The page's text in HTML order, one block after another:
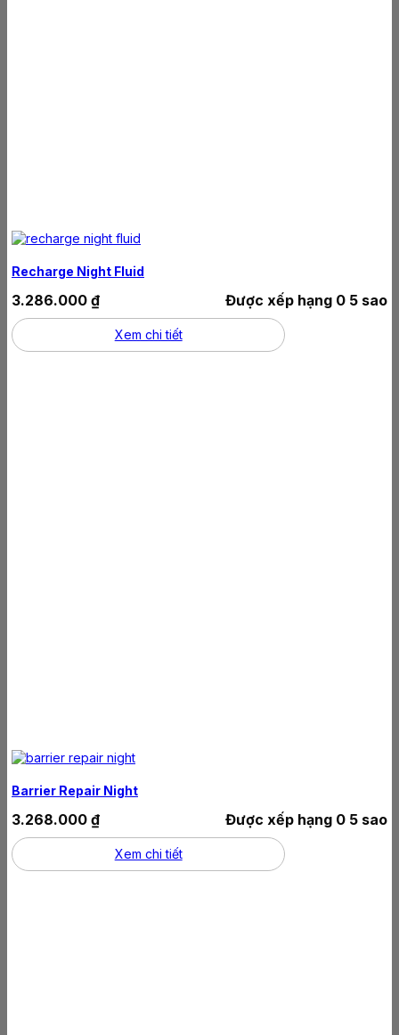
Recharge Night Fluid
Được xếp hạng 0 5 sao
3.286.000 ₫
Xem chi tiết
Barrier Repair Night
Được xếp hạng 0 5 sao
3.268.000 ₫
Xem chi tiết